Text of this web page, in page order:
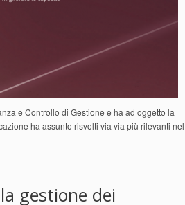
e Controllo di Gestione e ha ad oggetto la
ha assunto risvolti via via più rilevanti nel
gestione dei